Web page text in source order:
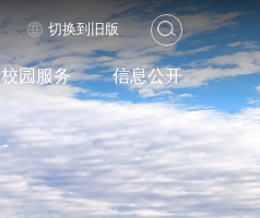
切换到旧版
校园服务 信息公开